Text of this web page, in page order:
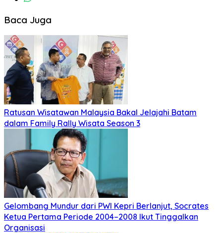
Baca Juga
Ratusan Wisatawan Malaysia Bakal Jelajahi Batam
dalam Family Rally Wisata Season 3
Gelombang Mundur dari PWI Kepri Berlanjut, Socrates
Ketua Pertama Periode 2004–2008 Ikut Tinggalkan
Organisasi